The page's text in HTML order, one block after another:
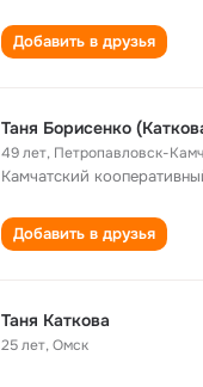
Добавить в друзья
Таня Борисенко
49 лет, Петропавловск-
Камчатский
Добавить в друзья
Таня Каткова
25 лет,Омск